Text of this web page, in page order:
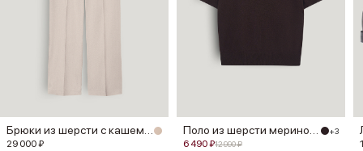
Брюки из шерсти с кашемиром
29 000 ₽
Поло из шерсти мериноса +3
6 490 ₽12 990 ₽